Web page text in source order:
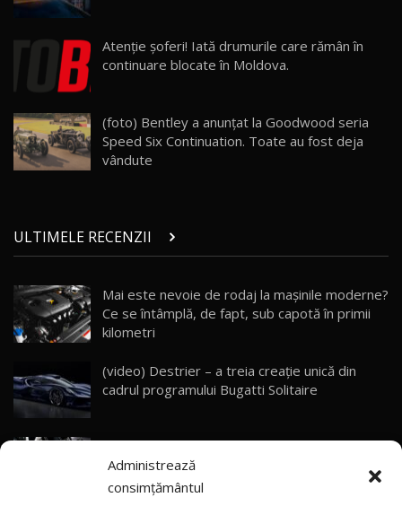
Administrează
consimțământul
mai Exclusiv și Puternic Defender Testat în
Moldova
32:21
26
AutoBlog.MD
10:57
28
Noul Geely Monjaro 2025! Mai ieftin și mai
dotat / Test Drive AutoBlog.MD
ZEEKR 9X - PRIMUL TEST DRIVE ÎN ROMÂNĂ!
CUM SE CONDUCE?
33:40
30
Primele impresii despre BYD Seal U DM-i,
Sealion 7 și Seal 5 DM-i / Test Drive
AutoBlog.MD
13:56
Atenție șoferi! Iată drumurile care rămân în
continuare blocate în Moldova.
(foto) Bentley a anunţat la Goodwood seria
Speed Six Continuation. Toate au fost deja
vândute
ULTIMELE RECENZII
Mai este nevoie de rodaj la mașinile moderne?
Ce se întâmplă, de fapt, sub capotă în primii
kilometri
(video) Destrier – a treia creație unică din
cadrul programului Bugatti Solitaire
(video) SRT prezintă tehnologia eBoost Air
care elimină decalajul turbo